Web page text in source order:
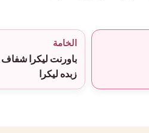
الخامة
باورنت ليكرا
زبده ليكرا